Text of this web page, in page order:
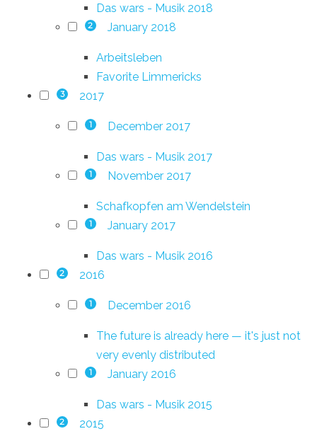
Das wars - Musik 2018
2 January 2018
Arbeitsleben
Favorite Limmericks
3 2017
1 December 2017
Das wars - Musik 2017
1 November 2017
Schafkopfen am Wendelstein
1 January 2017
Das wars - Musik 2016
2 2016
1 December 2016
The future is already here — it's just not
very evenly distributed
1 January 2016
Das wars - Musik 2015
2 2015